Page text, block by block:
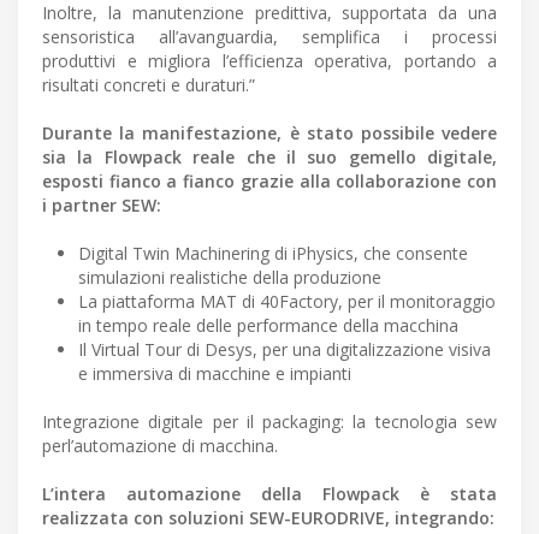
Inoltre, la manutenzione predittiva, supportata da una
sensoristica all’avanguardia, semplifica i processi
produttivi e migliora l’efficienza operativa, portando a
risultati concreti e duraturi.”
Durante la manifestazione, è stato possibile vedere
sia la Flowpack reale che il suo gemello digitale,
esposti fianco a fianco grazie alla collaborazione con
i partner SEW:
Digital Twin Machinering di iPhysics, che consente
simulazioni realistiche della produzione
La piattaforma MAT di 40Factory, per il monitoraggio
in tempo reale delle performance della macchina
Il Virtual Tour di Desys, per una digitalizzazione visiva
e immersiva di macchine e impianti
Integrazione digitale per il packaging: la tecnologia sew
perl’automazione di macchina.
L’intera automazione della Flowpack è stata
realizzata con soluzioni SEW-EURODRIVE, integrando: